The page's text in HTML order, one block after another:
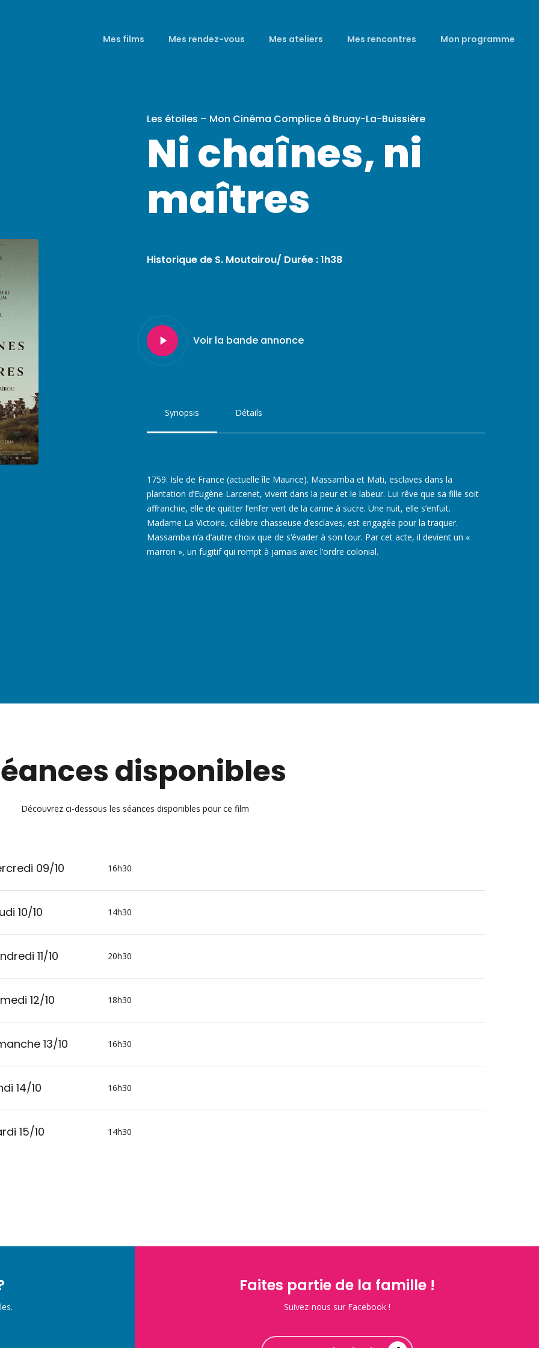
Mes films Mes rendez-vous Mes ateliers Mes rencontres Mon programme
Les étoiles – Mon Cinéma Complice à Bruay-La-Buissière
Ni chaînes, ni
maîtres
Historique de S. Moutairou/ Durée : 1h38
Play
Video
Voir la bande annonce
Synopsis Détails
1759. Isle de France (actuelle île Maurice). ​Massamba et Mati, esclaves dans la
plantation d’Eugène Larcenet, vivent dans la peur et le labeur. Lui rêve que sa fille soit
affranchie, elle de quitter l’enfer vert de la canne à sucre. Une nuit, elle s’enfuit.
Madame La Victoire, célèbre chasseuse d’esclaves, est engagée pour la traquer.
Massamba n’a d’autre choix que de s’évader à son tour. Par cet acte, il devient un «
marron », un fugitif qui rompt à jamais avec l’ordre colonial.
disponibles
Découvrez ci-dessous les séances disponibles pour ce film
09/10 16h30
10/10 14h30
11/10 20h30
12/10 18h30
13/10 16h30
14/10 16h30
15/10 14h30
Faites partie de la famille !
Suivez-nous sur Facebook !